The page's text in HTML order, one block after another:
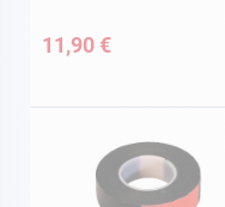
11,90 €